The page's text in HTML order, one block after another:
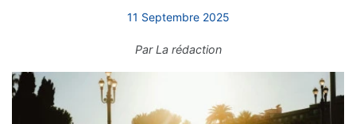
11 Septembre 2025
ParLa rédaction